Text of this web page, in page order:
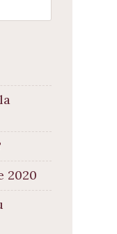
2020